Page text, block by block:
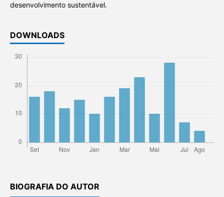
desenvolvimento sustentável.
DOWNLOADS
BIOGRAFIA DO AUTOR